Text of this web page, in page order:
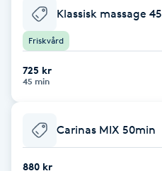
Babylights
Balayage
Bambumassage
Klassisk massage 45
Friskvård
725 kr
45 min
Carinas MIX 50min
880 kr